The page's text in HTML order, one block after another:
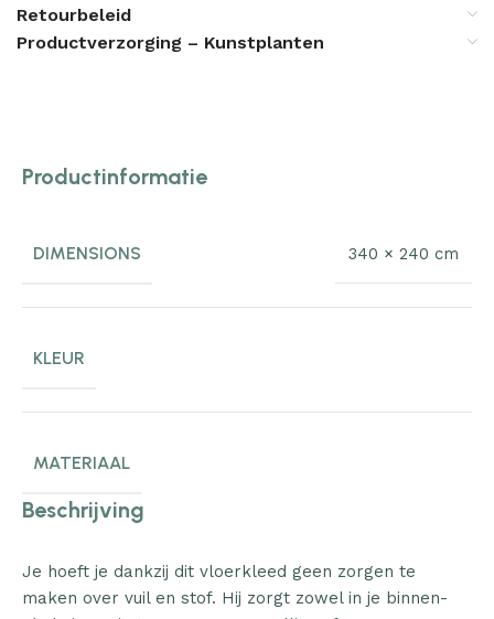
Retourbeleid
Productverzorging – Kunstplanten
Productinformatie
DIMENSIONS 340 × 240 cm
KLEUR
MATERIAAL
Beschrijving
Je hoeft je dankzij dit vloerkleed geen zorgen te
maken over vuil en stof. Hij zorgt zowel in je binnen-